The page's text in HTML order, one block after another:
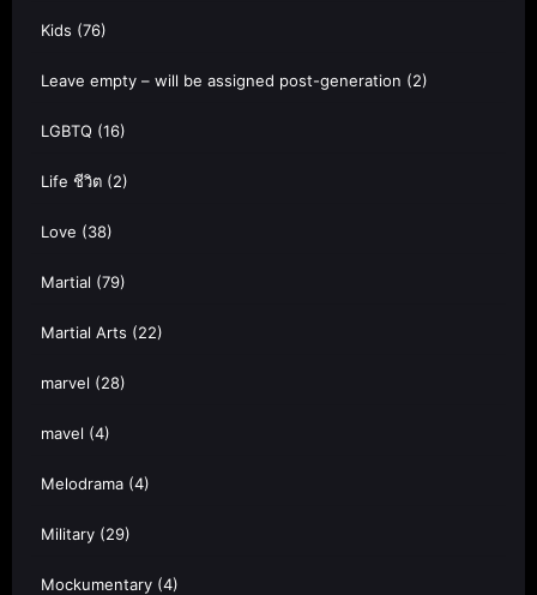
Kids (76)
Leave empty – will be assigned post-generation (2)
LGBTQ (16)
Life ชีวิต (2)
Love (38)
Martial (79)
Martial Arts (22)
marvel (28)
mavel (4)
Melodrama (4)
Military (29)
Mockumentary (4)